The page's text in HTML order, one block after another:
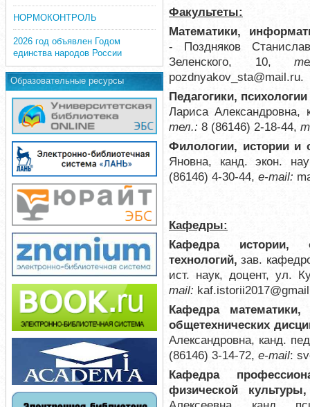
НОРМОКОНТРОЛЬ
2026 год объявлен Годом
единства народов России
Образовательные ресурсы
Факультеты:
Математики,
- Поздняков
Зеленского, 10,
pozdnyakov_sta@mail.ru.
Педагогики, п
Лариса Александровна,
тел.: 8 (86146) 2-18-44,
Филологии, истории и
Яновна, канд. экон.
(86146) 4-30-44, е-mail:
Кафедры:
Кафедра истории,
технологий,зав.
ист. наук, доцент, ул.
mail:
Кафедра математики,
общетехнических
Александровна, канд.
(86146) 3-14-72, e-mail:
Кафедра
физической